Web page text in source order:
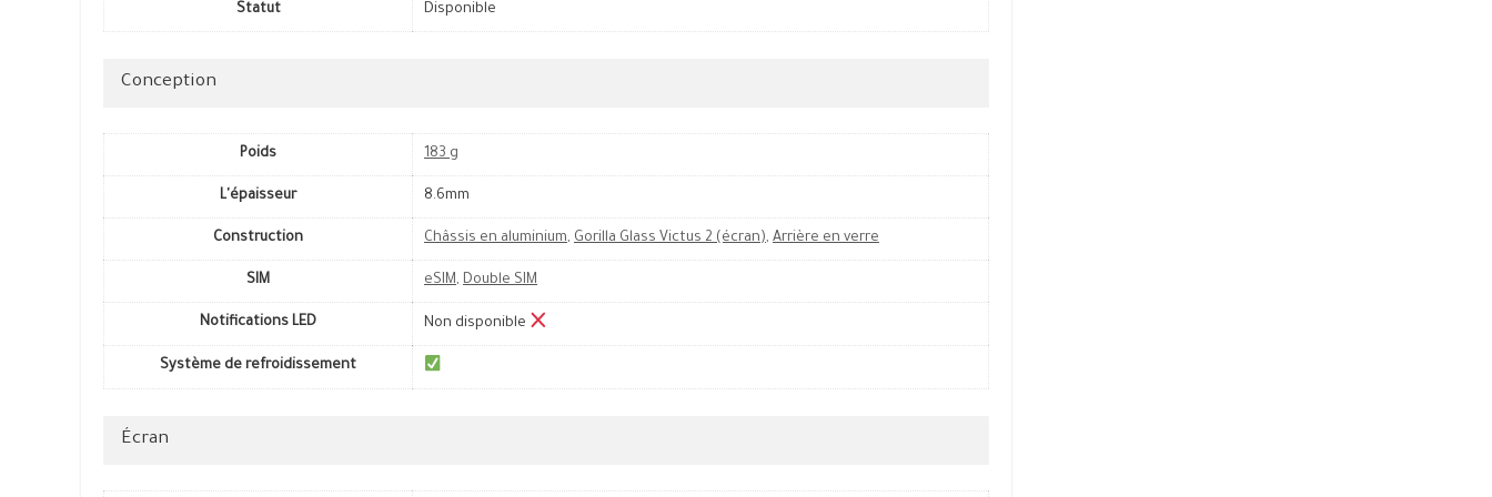
Statut Disponible
Conception
Poids 183 g
L'épaisseur 8.6mm
Construction Châssis en aluminium, Gorilla Glass Victus 2 (écran), Arrière en verre
SIM eSIM, Double SIM
Notifications LED Non disponible
Système de refroidissement
Écran